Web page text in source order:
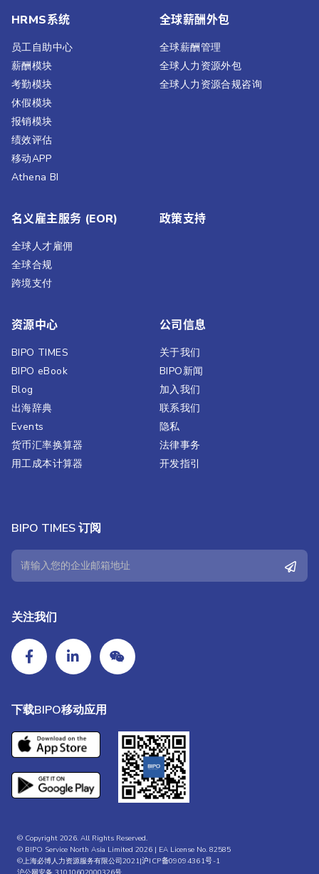
HRMS系统
员工自助中心
薪酬模块
考勤模块
休假模块
报销模块
绩效评估​
移动APP
Athena BI
全球薪酬外包
全球薪酬管理
全球人力资源外包
全球人力资源合规咨询
名义雇主服务 (EOR)
全球人才雇佣
全球合规
跨境支付
政策支持
资源中心
BIPO TIMES
BIPO eBook
Blog
出海辞典
Events
货币汇率换算器
用工成本计算器
公司信息
关于我们
BIPO新闻​
加入我们
联系我们
隐私
法律事务
开发指引
BIPO TIMES 订阅
关注我们
下载BIPO移动应用
© Copyright 2026. All Rights Reserved.
© BIPO Service North Asia Limited 2026 | EA License No. 82585
©上海必博人力资源服务有限公司2021|沪ICP备09094361号-1